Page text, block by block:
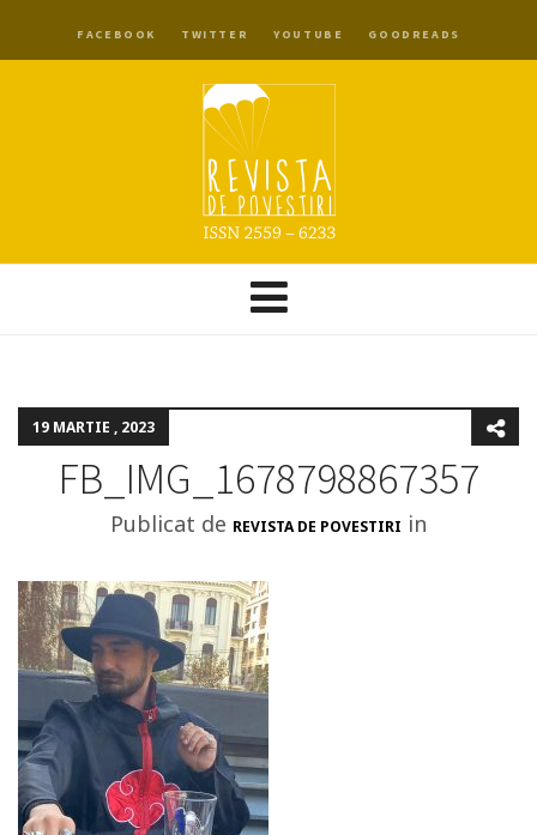
FACEBOOK TWITTER YOUTUBE GOODREADS
19 MARTIE , 2023
FB_IMG_1678798867357
Publicat de REVISTA DE POVESTIRI in